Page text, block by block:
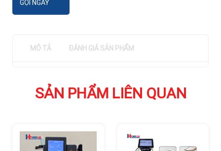
GỌI NGAY
MÔ TẢ ĐÁNH GIÁ SẢN PHẨM
SẢN PHẨM LIÊN QUAN